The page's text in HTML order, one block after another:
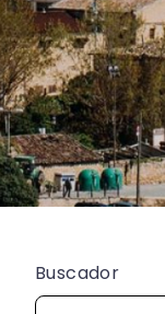
Buscador